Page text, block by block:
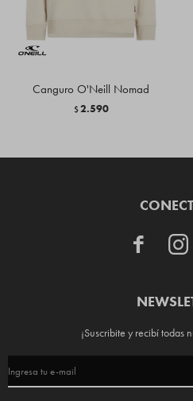
Canguro O'Neill Nomad
$2.590
 
¡Suscribite y recibí todas